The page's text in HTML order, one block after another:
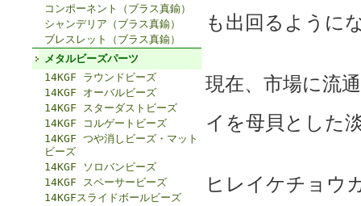
コンポーネント（ブラス真鍮）
シャンデリア（ブラス真鍮）
ブレスレット（ブラス真鍮）
メタルビーズパーツ
14KGF ラウンドビーズ
14KGF オーバルビーズ
14KGF スターダストビーズ
14KGF コルゲートビーズ
14KGF つや消しビーズ・マット
ビーズ
14KGF ソロバンビーズ
14KGF スペーサービーズ
14KGFスライドボールビーズ
も出回るように
現在、市場に流
イを母貝とした
ヒレイケチョウ